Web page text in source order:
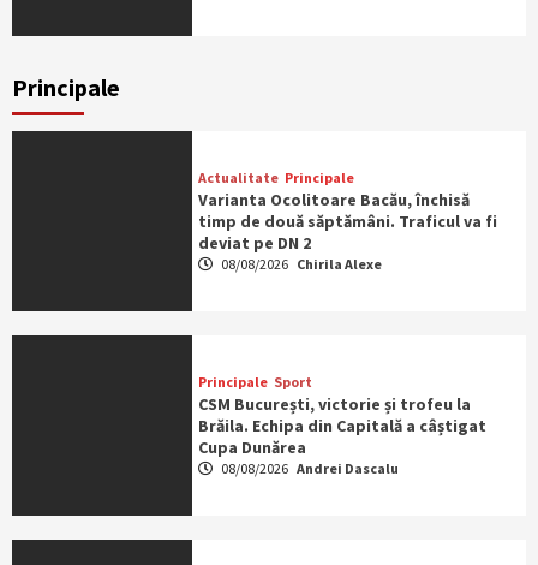
Principale
Actualitate Principale
Varianta Ocolitoare Bacău, închisă
timp de două săptămâni. Traficul va fi
deviat pe DN 2
08/08/2026 Chirila Alexe
Principale Sport
CSM București, victorie și trofeu la
Brăila. Echipa din Capitală a câștigat
Cupa Dunărea
08/08/2026 Andrei Dascalu